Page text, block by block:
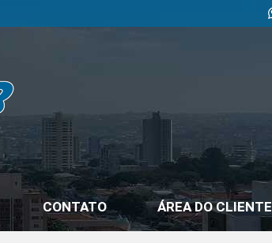
CONTATO ÁREA DO CLIENTE